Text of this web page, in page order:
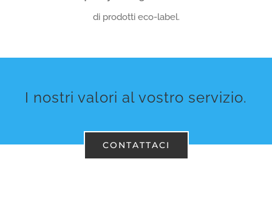
di prodotti eco-label.
I nostri valori al vostro servizio.
CONTATTACI